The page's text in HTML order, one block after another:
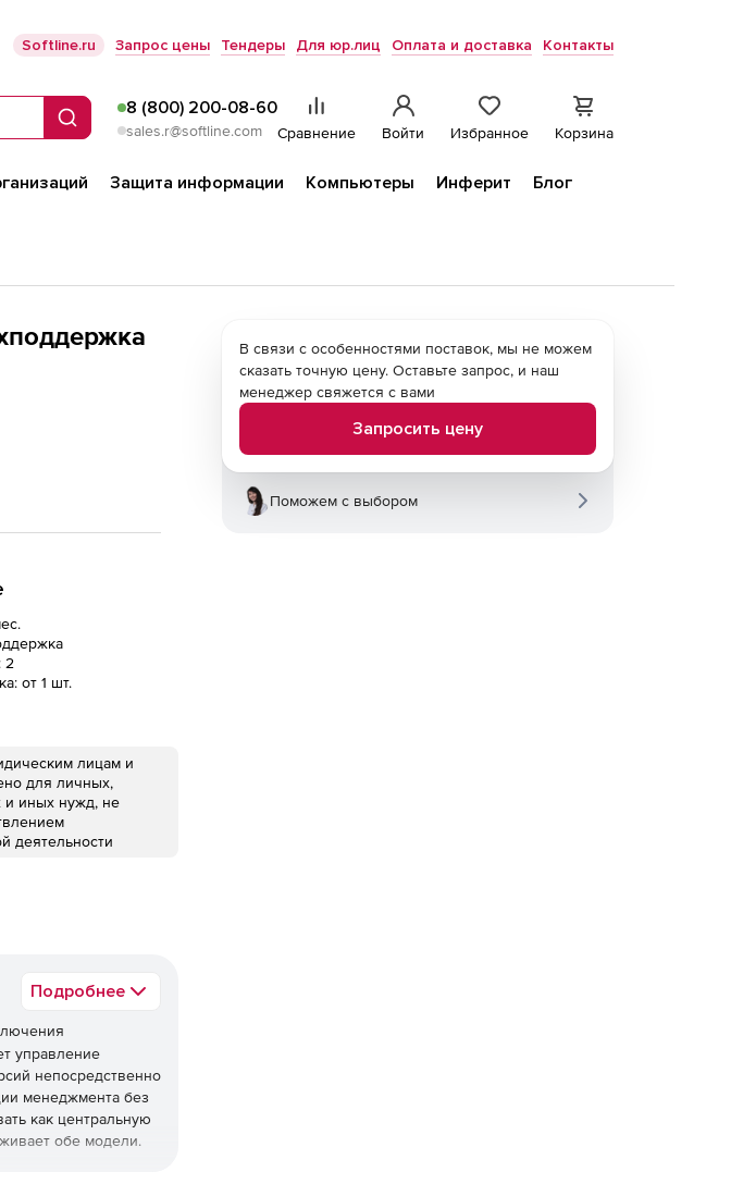
Softline.ru Запрос цены Тендеры Для юр.лиц Оплата и доставка Контакты
Поиск
8 (800) 200-08-60
sales.r@softline.com Сравнение Войти Избранное Корзина
Защита информации Компьютеры Инферит
Блог
2
от 1 шт.
лицам и
для личных,
иных нужд, не
деятельности
Подробнее
управление
непосредственно
менеджмента без
как центральную
обе модели.
В связи с особенностями поставок, мы не можем
сказать точную цену. Оставьте запрос, и наш
менеджер свяжется с вами
Запросить цену
Поможем с выбором